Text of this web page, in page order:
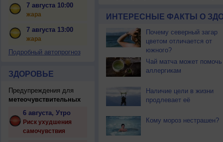
7 августа 10:00
жара
7 августа 13:00
жара
Подробный автопрогноз
ЗДОРОВЬЕ
Предупреждения для
метеочувствительных
6 августа, Утро
Риск ухудшения
самочувствия
ИНТЕРЕСНЫЕ ФАКТЫ О
Почему северный загар
цветом отличается от
южного?
Чай матча может помочь
аллергикам
Наличие цели в жизни
продлевает её
Кому мороз нестрашен?